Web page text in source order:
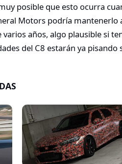
posible que esto ocurra
Motors podría mantenerlo
años, algo plausible si
del C8 estarán ya